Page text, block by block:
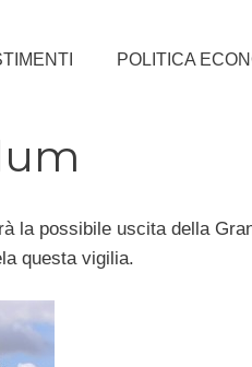
POLITICA
la possibile uscita della
questa vigilia.